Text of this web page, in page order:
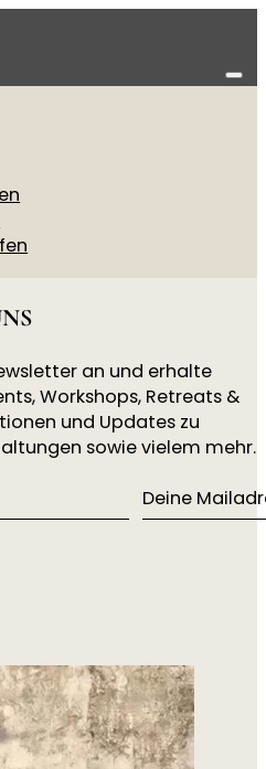
an und erhalte
Workshops, Retreats &
und Updates zu
sowie vielem mehr.